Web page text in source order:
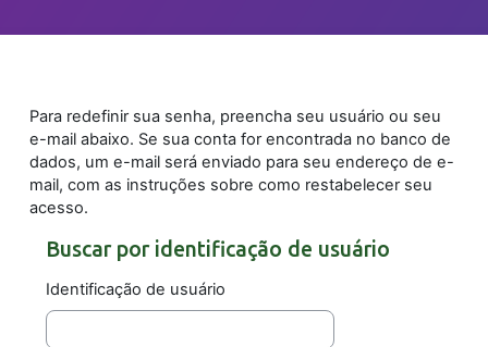
Para redefinir sua senha, preencha seu usuário ou seu
e-mail abaixo. Se sua conta for encontrada no banco de
dados, um e-mail será enviado para seu endereço de e-
mail, com as instruções sobre como restabelecer seu
acesso.
Buscar por identificação de usuário
Buscar por identificação de usuário
Identificação de usuário